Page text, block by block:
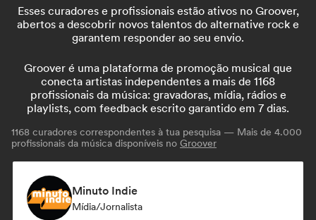
Esses curadores e profissionais estão ativos no Groover,
abertos a descobrir novos talentos do alternative rock e
garantem responder ao seu envio.
Groover é uma plataforma de promoção musical que
conecta artistas independentes a mais de 1168
profissionais da música: gravadoras, mídia, rádios e
playlists, com feedback escrito garantido em 7 dias.
1168 curadores correspondentes à tua pesquisa — Mais de 4.000
profissionais da música disponíveis no Groover
Minuto Indie
Mídia/Jornalista